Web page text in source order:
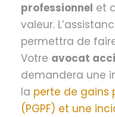
professionnel et
valeur.
permettra de
Votre avocat
demandera une
la perte de gains
(PGPF) et une